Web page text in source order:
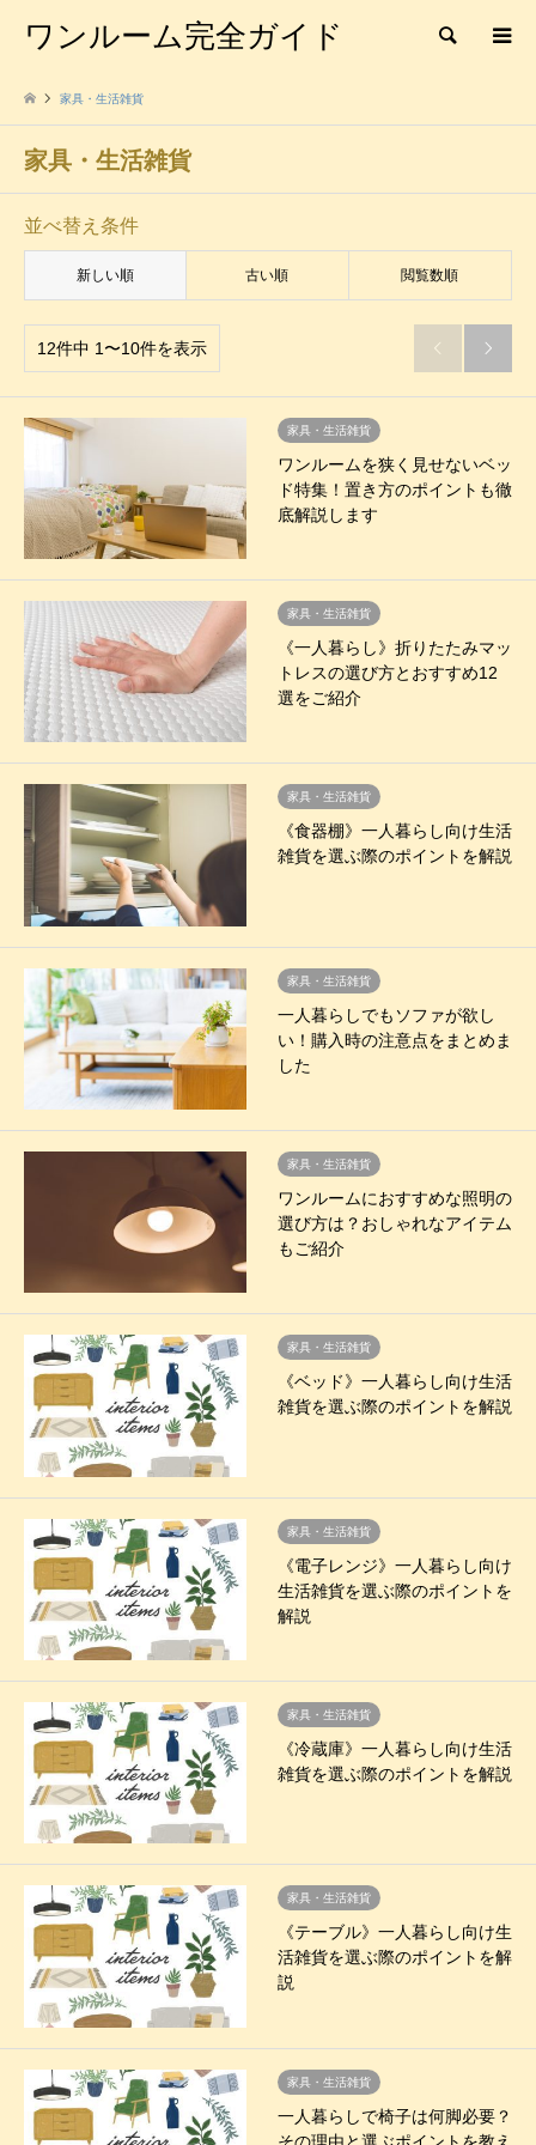
ワンルーム完全ガイド 検索
家具・生活雑貨
家具・生活雑貨
並べ替え条件
新しい順 古い順 閲覧数順
12件中 1〜10件を表示  
家具・生活雑貨
ワンルームを狭く見せないベッ
ド特集！置き方のポイントも徹
底解説します
家具・生活雑貨
《一人暮らし》折りたたみマッ
トレスの選び方とおすすめ12
選をご紹介
家具・生活雑貨
《食器棚》一人暮らし向け生活
雑貨を選ぶ際のポイントを解説
家具・生活雑貨
一人暮らしでもソファが欲し
い！購入時の注意点をまとめま
した
家具・生活雑貨
ワンルームにおすすめな照明の
選び方は？おしゃれなアイテム
もご紹介
家具・生活雑貨
《ベッド》一人暮らし向け生活
雑貨を選ぶ際のポイントを解説
家具・生活雑貨
《電子レンジ》一人暮らし向け
生活雑貨を選ぶ際のポイントを
解説
家具・生活雑貨
《冷蔵庫》一人暮らし向け生活
雑貨を選ぶ際のポイントを解説
家具・生活雑貨
《テーブル》一人暮らし向け生
活雑貨を選ぶ際のポイントを解
説
家具・生活雑貨
一人暮らしで椅子は何脚必要？
その理由と選ぶポイントを教え